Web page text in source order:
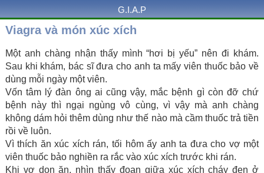
G.I.A.P
Viagra và món xúc xích
Một anh chàng nhận thấy mình “hơi bị yếu” nên đi khám.
Sau khi khám, bác sĩ đưa cho anh ta mấy viên thuốc bảo về
dùng mỗi ngày một viên.
Vốn tâm lý đàn ông ai cũng vậy, mắc bệnh gì còn đỡ chứ
bệnh này thì ngại ngùng vô cùng, vì vậy mà anh chàng
không dám hỏi thêm dùng như thế nào mà cầm thuốc trả tiền
rồi về luôn.
Vì thích ăn xúc xích rán, tối hôm ấy anh ta đưa cho vợ một
viên thuốc bảo nghiền ra rắc vào xúc xích trước khi rán.
Khi vợ dọn ăn, nhìn thấy đoạn giữa xúc xích cháy đen ở